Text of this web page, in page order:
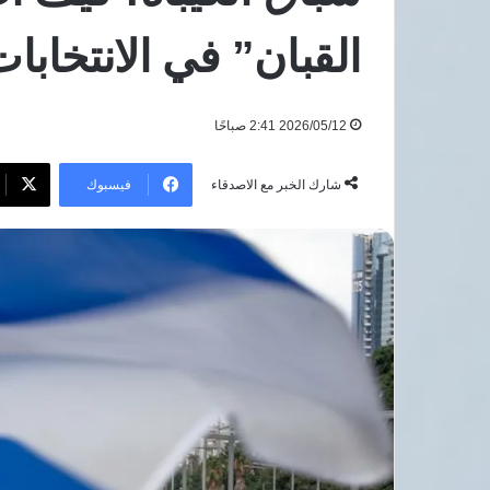
القبان” في
2026/05/12 2:41 صباحًا
شارك الخبر مع الاصدقاء فيسبوك
جرائم
العنف
7 أغسطس، 2026
مؤسسة إدراك